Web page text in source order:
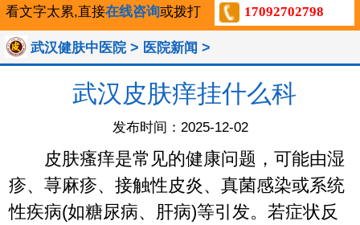
看文字太累,直接在线咨询或拨打 17092702798
武汉健肤中医院> 医院新闻 >
武汉皮肤痒挂什么科
发布时间：2025-12-02
皮肤瘙痒是常见的健康问题，可能由湿
疹、荨麻疹、接触性皮炎、真菌感染或系统
性疾病(如糖尿病、肝病)等引发。若症状反